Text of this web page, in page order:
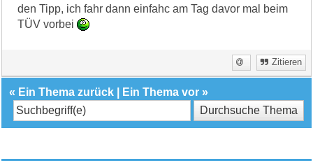
den Tipp, ich fahr dann einfahc am Tag davor mal beim
TÜV vorbei
Zitieren
« Ein Thema zurück Ein Thema vor »